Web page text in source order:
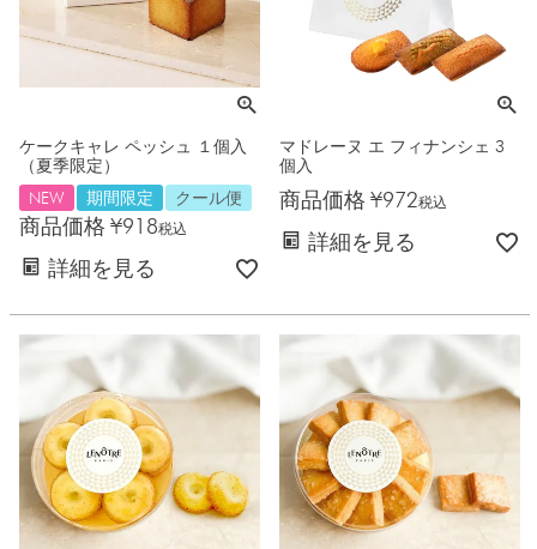
ケークキャレ ペッシュ １個入
（夏季限定）
NEW
期間限定 クール便
商品価格 ¥918税込
詳細を見る
マドレーヌ エ フィナンシェ 3
個入
商品価格 ¥972税込
詳細を見る